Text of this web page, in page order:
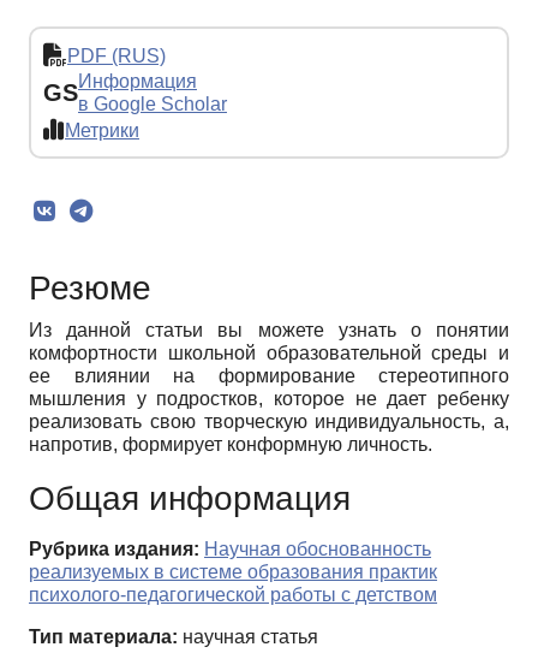
PDF (RUS)
GSИнформация
в Google Scholar
Метрики
Резюме
Из данной статьи вы можете узнать о понятии
комфортности школьной образовательной среды и
ее влиянии на формирование стереотипного
мышления у подростков, которое не дает ребенку
реализовать свою творческую индивидуальность, а,
напротив, формирует конформную личность.
Общая информация
Рубрика издания: Научная обоснованность
реализуемых в системе образования практик
психолого-педагогической работы с детством
Тип материала: научная статья